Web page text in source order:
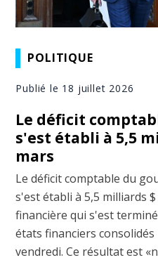
POLITIQUE
Publié le 18 juillet 2026
Le déficit
s'est établi à 5,5
mars
Le déficit comptable du
s'est établi à 5,5 milliards
financière qui s'est
états financiers
vendredi. Ce résultat est